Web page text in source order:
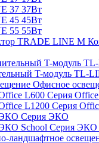
37 37Вт
45 45Вт
55 55Вт
T-модуль TL-
Офисное
Серия
Серия
Серия ЭКО
Серия ЭКО